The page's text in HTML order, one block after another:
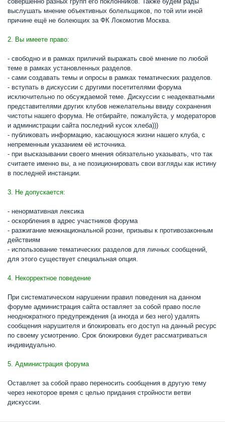
выслушать мнение объективных болельщиков, по той или иной
причине ещё не болеющих за ФК Локомотив Москва.
2. Вы имеете право:
- свободно и в рамках приличий выражать своё мнение по любой
теме в рамках установленных разделов.
- сами создавать темы и опросы в рамках тематических разделов.
- вступать в дискуссии с другими посетителями форума
исключительно по обсуждаемой теме. Дискуссии с неадекватными
представителями других клубов нежелательны ввиду сохранения
чистоты нашего форума. Не отбирайте, пожалуйста, у модераторов
и администрации сайта последний кусок хлеба)))
- публиковать информацию, касающуюся жизни нашего клуба, с
непременным указанием её источника.
- при высказывании своего мнения обязательно указывать, что так
считаете именно вы, а не позиционировать свои взгляды как истину
в последней инстанции.
3. Не допускается:
- ненормативная лексика
- оскорбления в адрес участников форума
- разжигание межнациональной розни, призывы к противозаконным
действиям
- использование тематических разделов для личных сообщений,
для этого существует специальная опция.
4. Некорректное поведение
При систематическом нарушении правил поведения на данном
форуме администрация сайта оставляет за собой право после
неоднократного предупреждения (а иногда и без него) удалять
сообщения нарушителя и блокировать его доступ на данный ресурс
по своему усмотрению. Срок блокировки будет рассматриваться
индивидуально.
5. Администрация форума
Оставляет за собой право переносить сообщения в другую тему
через некоторое время с целью придания стройности ветви
дискуссии.